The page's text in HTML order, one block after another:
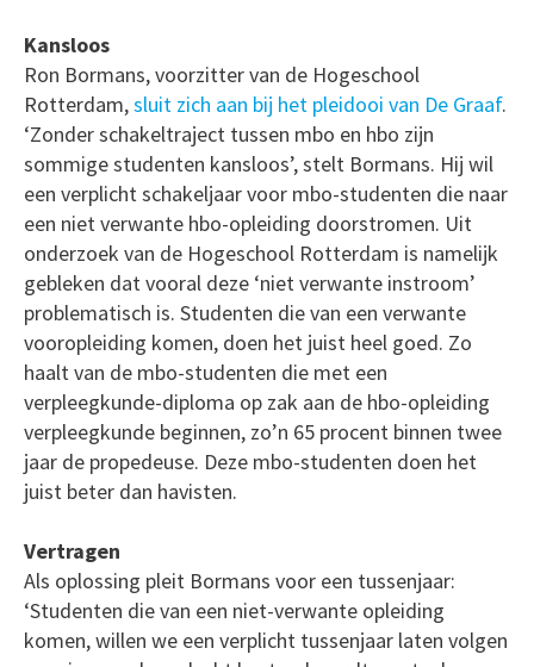
Kansloos
Ron Bormans, voorzitter van de Hogeschool
Rotterdam,sluit zich aan bij het pleidooi van De Graaf.
‘Zonder schakeltraject tussen mbo en hbo zijn
sommige studenten kansloos’, stelt Bormans. Hij wil
een verplicht schakeljaar voor mbo-studenten die naar
een niet verwante hbo-opleiding doorstromen. Uit
onderzoek van de Hogeschool Rotterdam is namelijk
gebleken dat vooral deze ‘niet verwante instroom’
problematisch is. Studenten die van een verwante
vooropleiding komen, doen het juist heel goed. Zo
haalt van de mbo-studenten die met een
verpleegkunde-diploma op zak aan de hbo-opleiding
verpleegkunde beginnen, zo’n 65 procent binnen twee
jaar de propedeuse. Deze mbo-studenten doen het
juist beter dan havisten.
Vertragen
Als oplossing pleit Bormans voor een tussenjaar:
‘Studenten die van een niet-verwante opleiding
komen, willen we een verplicht tussenjaar laten volgen